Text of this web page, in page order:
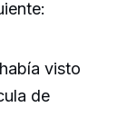
visto
de